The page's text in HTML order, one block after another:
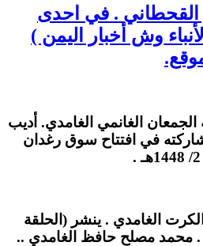
القحطاني . في احدى
وش أخبار اليمن )
الجمعان الغانمي الغامدي. أديب
في افتتاح سوق رغدان
الغامدي . ينشر (الحلقة
. محمد مصلح حافظ الغامدي ..